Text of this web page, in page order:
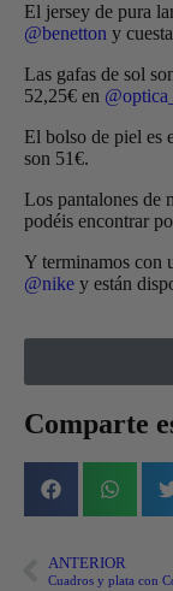
El jersey de pura
@benetton y
Las gafas de sol
52,25€ en
El bolso de piel es
son 51€.
Los pantalones de
podéis encontrar
Y terminamos con
@nike y están
Comparte
ANTERIOR
Cuadros y plata con